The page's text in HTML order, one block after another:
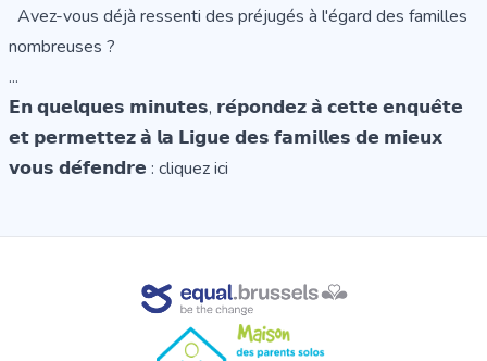
Avez-vous déjà ressenti des préjugés à l'égard des familles
nombreuses ?
...
𝗘𝗻 𝗾𝘂𝗲𝗹𝗾𝘂𝗲𝘀 𝗺𝗶𝗻𝘂𝘁𝗲𝘀, 𝗿𝗲́𝗽𝗼𝗻𝗱𝗲𝘇 𝗮̀ 𝗰𝗲𝘁𝘁𝗲 𝗲𝗻𝗾𝘂𝗲̂𝘁𝗲
𝗲𝘁 𝗽𝗲𝗿𝗺𝗲𝘁𝘁𝗲𝘇 𝗮̀ 𝗹𝗮 𝗟𝗶𝗴𝘂𝗲 𝗱𝗲𝘀 𝗳𝗮𝗺𝗶𝗹𝗹𝗲𝘀 𝗱𝗲 𝗺𝗶𝗲𝘂𝘅
𝘃𝗼𝘂𝘀 𝗱𝗲́𝗳𝗲𝗻𝗱𝗿𝗲 : cliquez ici